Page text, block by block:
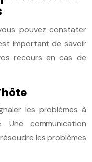
pouvez constater
important de savoir
recours en cas de
les problèmes à
Une communication
les problèmes